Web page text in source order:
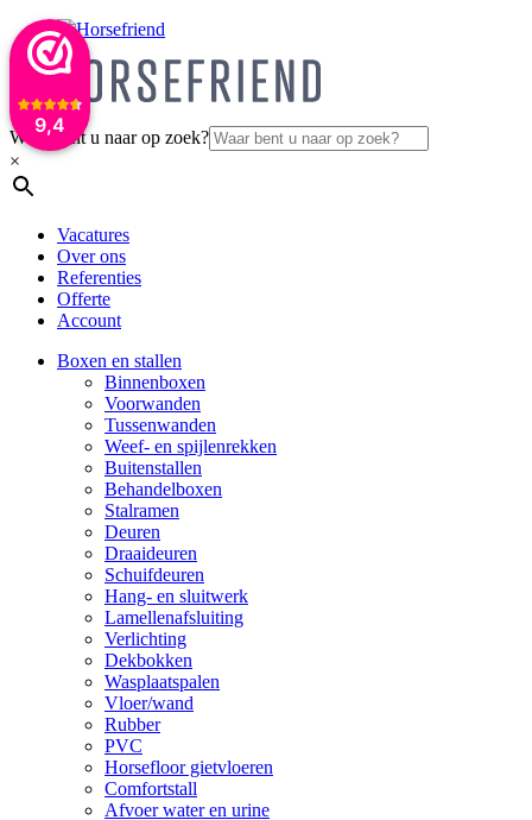
9,4
Waar bent u naar op zoek?
×
Vacatures
Over ons
Referenties
Offerte
Account
Boxen en stallen
Binnenboxen
Voorwanden
Tussenwanden
Weef- en spijlenrekken
Buitenstallen
Behandelboxen
Stalramen
Deuren
Draaideuren
Schuifdeuren
Hang- en sluitwerk
Lamellenafsluiting
Verlichting
Dekbokken
Wasplaatspalen
Vloer/wand
Rubber
PVC
Horsefloor gietvloeren
Comfortstall
Afvoer water en urine